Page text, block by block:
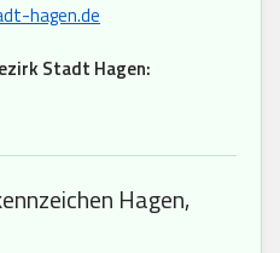
hagen.de
Stadt Hagen:
Hagen,